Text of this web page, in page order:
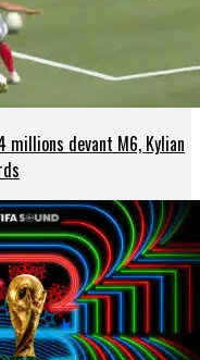
millions devant M6, Kylian